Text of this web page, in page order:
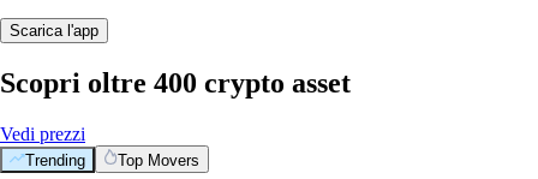
Scarica l'app
Scopri oltre 400 crypto asset
Vedi prezzi
Trending Top Movers